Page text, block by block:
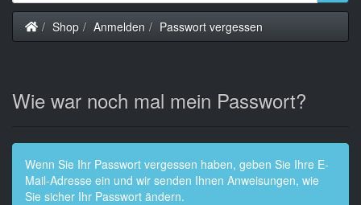
Startseite
Shop Anmelden Passwort vergessen
Wie war noch mal mein Passwort?
Wenn Sie Ihr Passwort vergessen haben, geben Sie Ihre E-
Mail-Adresse ein und wir senden Ihnen Anweisungen, wie
Sie sicher Ihr Passwort ändern.